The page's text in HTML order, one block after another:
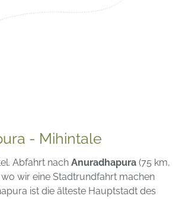
- Mihintale
Abfahrt nach Anuradhapura (75 km,
wir eine Stadtrundfahrt machen
ist die älteste Hauptstadt des